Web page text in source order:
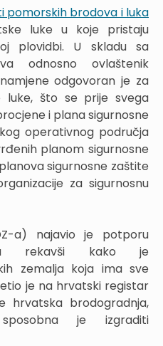
pomorskih brodova i luka
luke u koje pristaju
plovidbi. U skladu sa
odnosno ovlaštenik
odgovoran je za
luke, što se prije svega
i plana sigurnosne
operativnog područja
planom sigurnosne
sigurnosne zaštite
za sigurnosnu
a) najavio je potporu
rekavši kako je
zemalja koja ima sve
je na hrvatski registar
hrvatska brodogradnja,
je izgraditi